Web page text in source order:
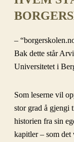
–
Bak dette står
Universitetet i
Som leserne vil
stor grad å gjengi
historien fra sin
kapitler – som det